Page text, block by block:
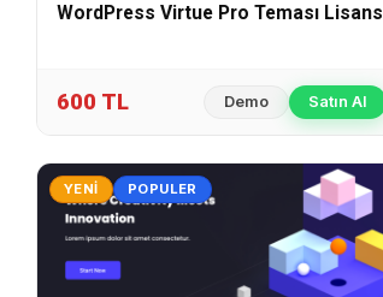
WordPress Virtue Pro Teması Lisans
600 TL Demo Satın Al
YENI POPULER